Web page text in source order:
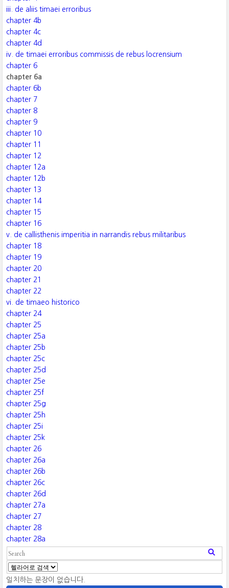
iii. de aliis timaei erroribus
chapter 4b
chapter 4c
chapter 4d
iv. de timaei erroribus commissis de rebus locrensium
chapter 6
chapter 6a
chapter 6b
chapter 7
chapter 8
chapter 9
chapter 10
chapter 11
chapter 12
chapter 12a
chapter 12b
chapter 13
chapter 14
chapter 15
chapter 16
v. de callisthenis imperitia in narrandis rebus militaribus
chapter 18
chapter 19
chapter 20
chapter 21
chapter 22
vi. de timaeo historico
chapter 24
chapter 25
chapter 25a
chapter 25b
chapter 25c
chapter 25d
chapter 25e
chapter 25f
chapter 25g
chapter 25h
chapter 25i
chapter 25k
chapter 26
chapter 26a
chapter 26b
chapter 26c
chapter 26d
chapter 27a
chapter 27
chapter 28
chapter 28a
일치하는 문장이 없습니다.